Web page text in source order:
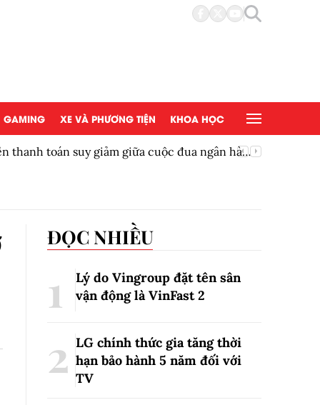
GAMING XE VÀ PHƯƠNG TIỆN KHOA HỌC
toán suy giảm giữa cuộc đua ngân hàng
ĐỌC NHIỀU
Lý do Vingroup đặt tên sân
vận động là VinFast2
LG chính thức gia tăng thời
hạn bảo hành 5 năm đối với
TV